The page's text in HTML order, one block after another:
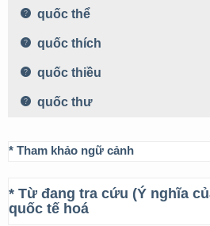
quốc thể
quốc thích
quốc thiều
quốc thư
* Tham khảo ngữ cảnh
* Từ đang tra cứu (Ý nghĩa
quốc tế hoá